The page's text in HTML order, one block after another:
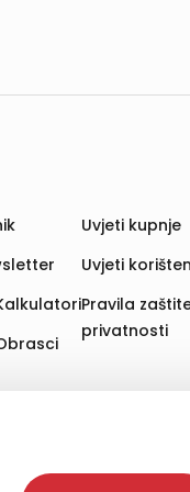
web stranica i
Uvjeti kupnje
Uvjeti
Pravila
privatnosti